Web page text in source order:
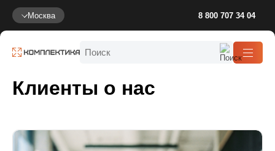
Москва 8 800 707 34 04
Клиенты о нас